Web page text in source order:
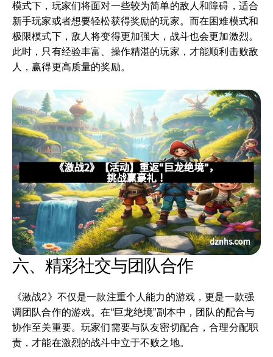
模式下，玩家们将面对一些较为简单的敌人和障碍，适合
新手玩家或者想要轻松获得奖励的玩家。而在困难模式和
极限模式下，敌人将变得更加强大，战斗也会更加激烈。
此时，只有经验丰富、操作精湛的玩家，才能顺利击败敌
人，赢得更高质量的奖励。
六、精彩社交与团队合作
《激战2》不仅是一款注重个人能力的游戏，更是一款强
调团队合作的游戏。在“巨龙绝境”副本中，团队的配合与
协作至关重要。玩家们需要与队友密切配合，合理分配职
责，才能在激烈的战斗中立于不败之地。